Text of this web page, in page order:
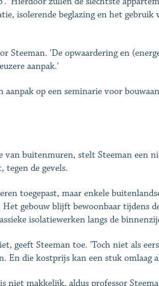
isolerende beglazing en het
Steeman. 'De opwaardering en
aanpak.'
aanpak op een seminarie voor
van buitenmuren, stelt Steeman een
tegen de gevels.
toegepast, maar enkele
gebouw blijft bewoonbaar tijdens
isolatiewerken langs de
geeft Steeman toe. 'Toch niet als
die kostprijs kan een stuk omlaag
niet makkelijk, aldus professor